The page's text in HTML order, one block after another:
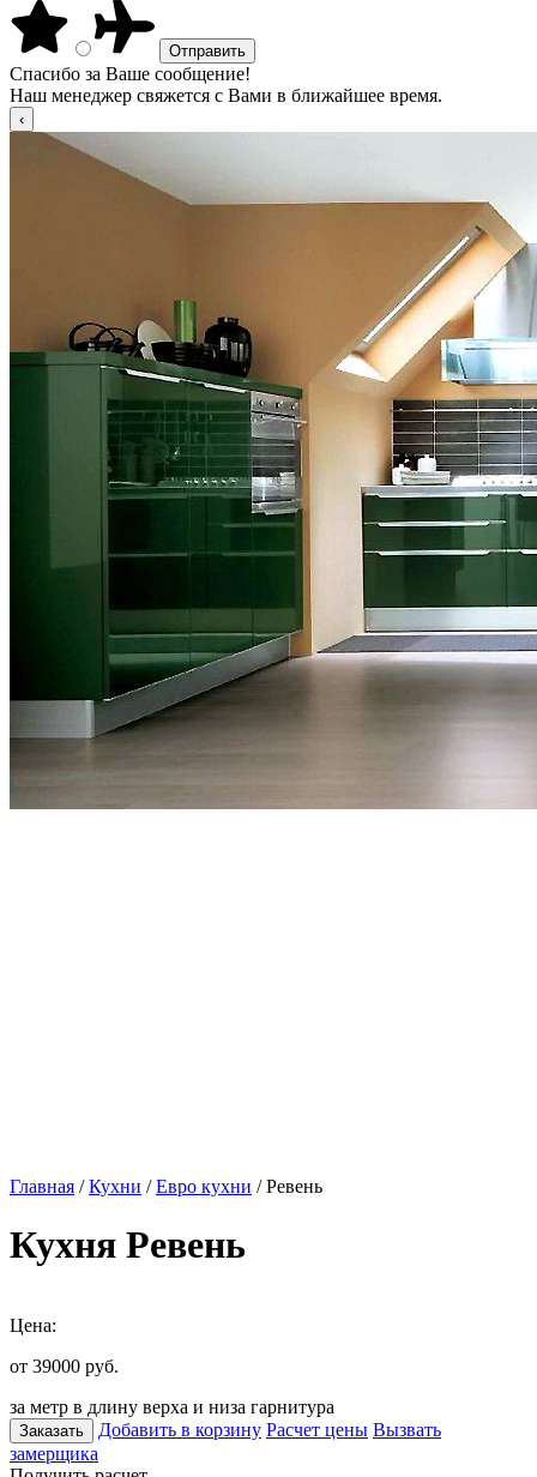
Спасибо за Ваше сообщение!
Наш менеджер свяжется с Вами в ближайшее время.
Главная /Кухни /Евро кухни / Ревень
Кухня Ревень
Цена:
от 39000 руб.
за метр в длину верха и низа гарнитура
Заказать Добавить в корзину Расчет цены Вызвать
замерщика